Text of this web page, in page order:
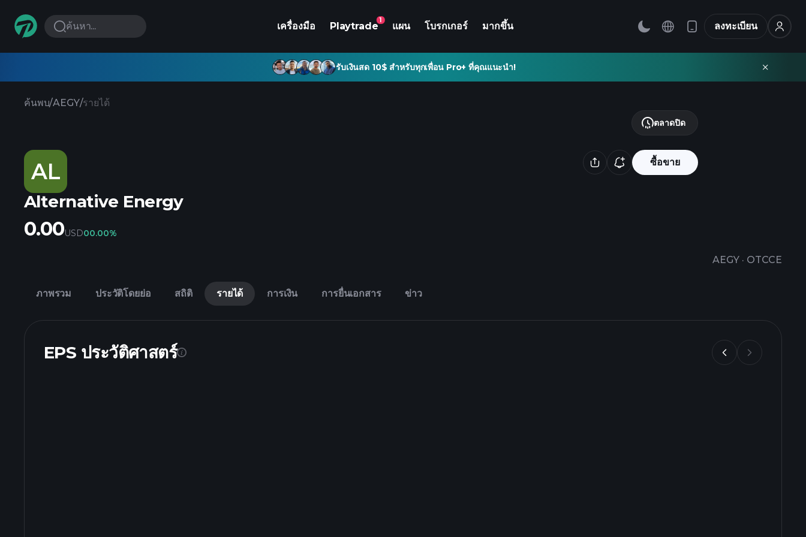
ค้นหา... เครื่องมือ Playtrade
1
แผน โบรกเกอร์ มากขึ้น ลงทะเบียน
รับเงินสด 10$ สำหรับทุกเพื่อน Pro+ ที่คุณแนะนำ!
ค้นพบ/AEGY/รายได้
AL ซื้อขาย
Alternative Energy
AEGY · OTCCE
ตลาดปิด
0.00USD00.00%
ภาพรวม ประวัติโดยย่อ สถิติ รายได้ การเงิน การยื่นเอกสาร ข่าว
EPS ประวัติศาสตร์